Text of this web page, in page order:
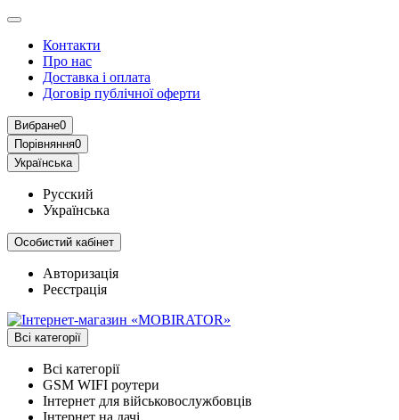
Контакти
Про нас
Доставка і оплата
Договір публічної оферти
Вибране0
Порівняння0
Українська
Русский
Українська
Особистий кабінет
Авторизація
Реєстрація
Всі категорії
Всі категорії
GSM WIFI роутери
Інтернет для військовослужбовців
Інтернет на дачі